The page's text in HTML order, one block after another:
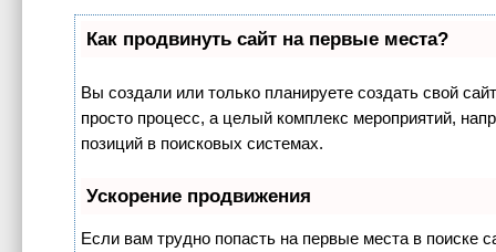
Как продвинуть сайт на первые места?
Вы создали или только планируете создать свой
просто процесс, а целый комплекс мероприятий,
позиций в поисковых системах.
Ускорение продвижения
Если вам трудно попасть на первые места в поиске